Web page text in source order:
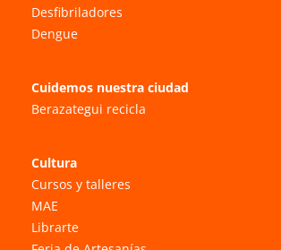
Desfibriladores
Dengue
Cuidemos nuestra ciudad
Berazategui recicla
Cultura
Cursos y talleres
MAE
Librarte